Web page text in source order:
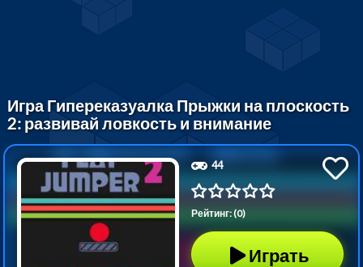
Игра Гипереказуалка Прыжки на плоскость
2: развивай ловкость и внимание
44
Рейтинг: (0)
Играть